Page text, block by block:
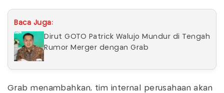
Baca Juga:
Dirut GOTO Patrick Walujo Mundur di Tengah
Rumor Merger dengan Grab
Grab menambahkan, tim internal perusahaan akan